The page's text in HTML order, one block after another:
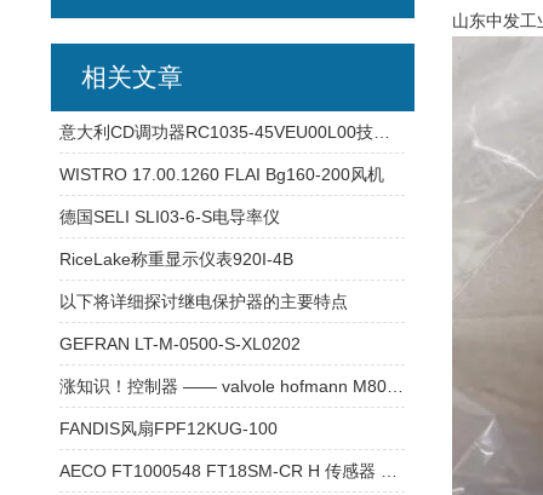
山东中发工
相关文章
WISTRO 17.00.1260 FLAI Bg160-200风机
德国SELI SLI03-6-S电导率仪
RiceLake称重显示仪表920I-4B
以下将详细探讨继电保护器的主要特点
GEFRAN LT-M-0500-S-XL0202
FANDIS风扇FPF12KUG-100